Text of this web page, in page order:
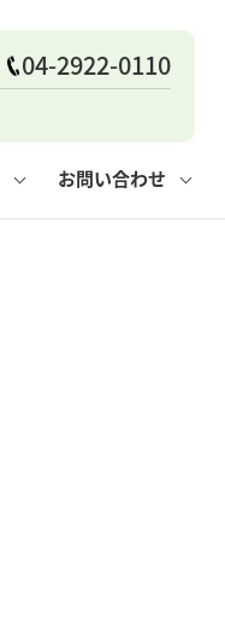
04-2922-0110
お問い合わせ